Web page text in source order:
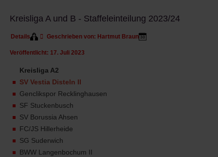
Kreisliga A und B - Staffeleinteilung 2023/24
Details Geschrieben von: Hartmut Braun
Veröffentlicht: 17. Juli 2023
Kreisliga A2
SV Vestia Disteln II
Genclikspor Recklinghausen
SF Stuckenbusch
SV Borussia Ahsen
FC/JS Hillerheide
SG Suderwich
BWW Langenbochum II